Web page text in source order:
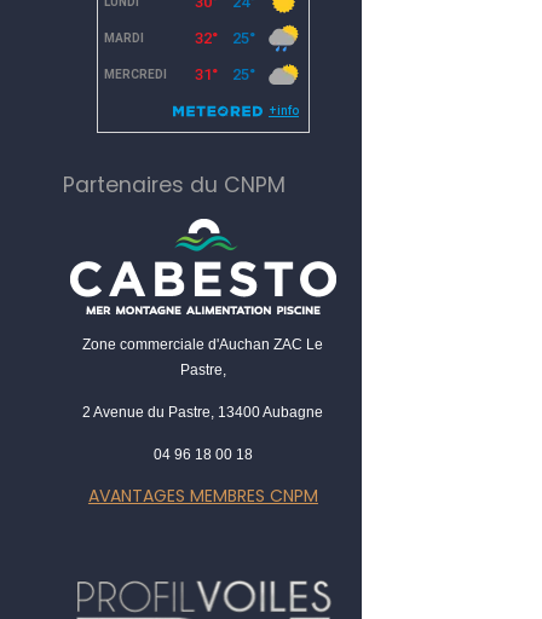
Partenaires du CNPM
Zone commerciale d'Auchan ZAC Le
Pastre,
2 Avenue du Pastre, 13400 Aubagne
04 96 18 00 18
AVANTAGES MEMBRES CNPM